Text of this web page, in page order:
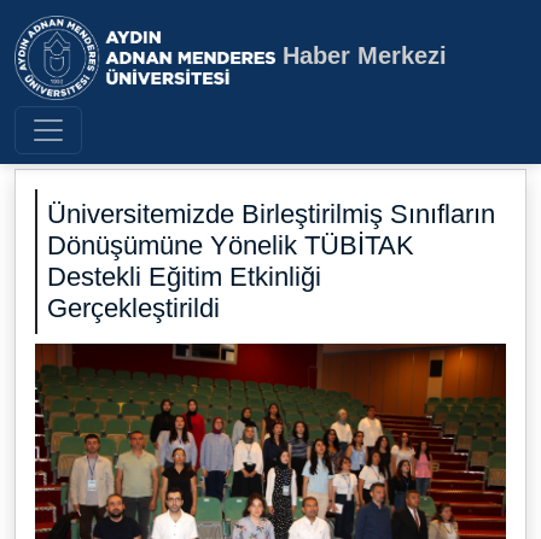
Aydın Adnan Menderes
Haber Merkezi
Üniversitemizde Birleştirilmiş Sınıfların
Dönüşümüne Yönelik TÜBİTAK
Destekli Eğitim Etkinliği
Gerçekleştirildi